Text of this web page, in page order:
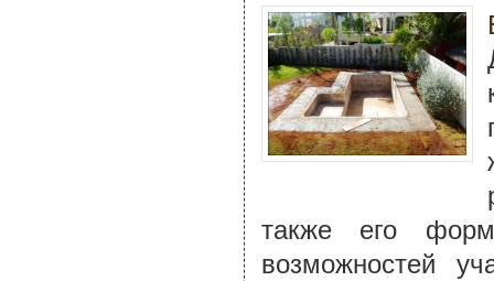
также его
возможностей